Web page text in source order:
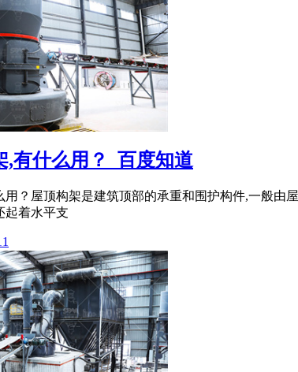
,有什么用？_百度知道
用？屋顶构架是建筑顶部的承重和围护构件,一般
起着水平支